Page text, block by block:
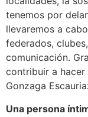
tenemos por
llevaremos a
federados,
comunicación.
contribuir a hacer
Gonzaga
Una persona